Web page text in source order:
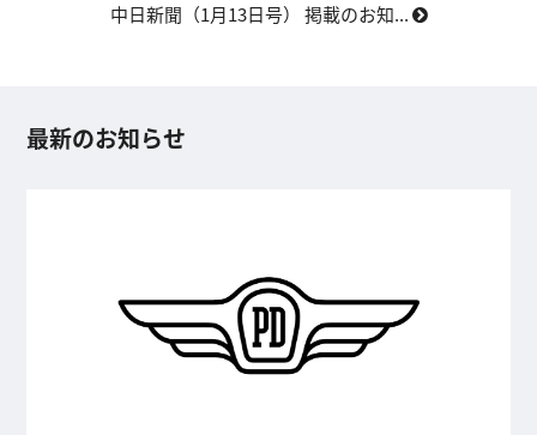
中日新聞（1月13日号） 掲載のお知...
最新のお知らせ